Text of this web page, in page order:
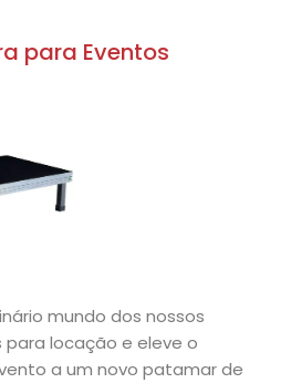
para Eventos
mundo dos nossos
para locação e eleve o
a um novo patamar de